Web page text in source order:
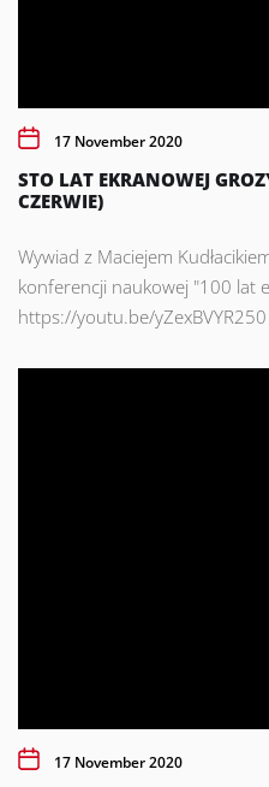
17 November 2020
STO LAT EKRANOWEJ
CZERWIE)
Wywiad z Maciejem
konferencji naukowej "100 lat
https://youtu.be/yZexBVYR250
17 November 2020